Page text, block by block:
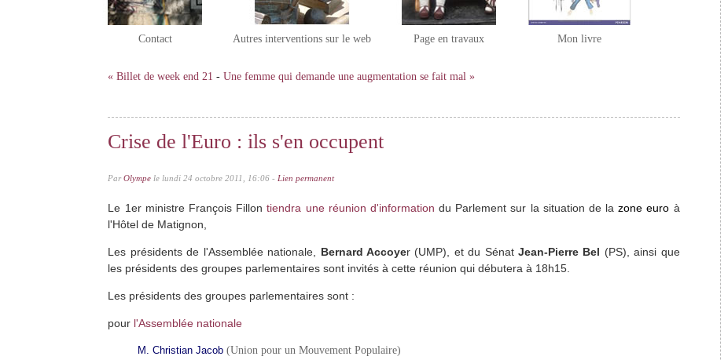
« Billet de week end 21 - Une femme qui demande une augmentation se fait mal »
Crise de l'Euro : ils s'en occupent
ParOlympe le lundi 24 octobre 2011, 16:06 - Lien permanent
Le 1er ministre François Fillontiendra une réunion d'information du Parlement sur la situation de lazone euro à
l'Hôtel de Matignon,
Les présidents de l'Assemblée nationale, Bernard Accoyer (UMP), et du Sénat Jean-Pierre Bel (PS), ainsi que
les présidents des groupes parlementaires sont invités à cette réunion qui débutera à 18h15.
Les présidents des groupes parlementaires sont :
pour l'Assemblée nationale
M. Christian Jacob (Union pour un Mouvement Populaire)
Contact Autres interventions sur le web Page en travaux Mon livre